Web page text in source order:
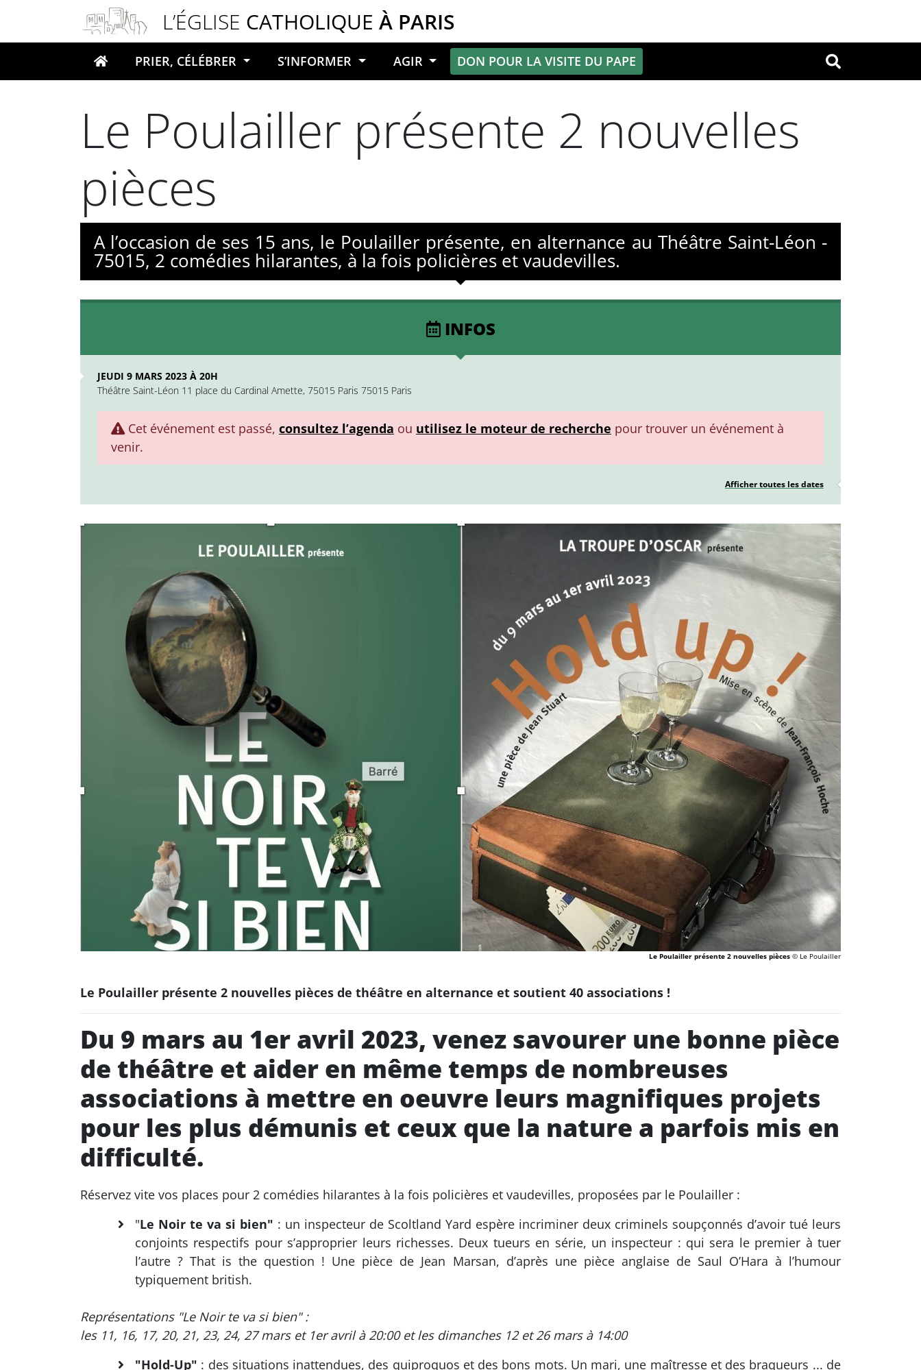
L’ÉGLISE CATHOLIQUE À PARIS
Votre recherche OK
PRIER, CÉLÉBRER S’INFORMER AGIR DON POUR LA VISITE DU PAPE
Le Poulailler présente 2 nouvelles
pièces
A l’occasion de ses 15 ans, le Poulailler présente, en alternance au Théâtre Saint-Léon -
75015, 2 comédies hilarantes, à la fois policières et vaudevilles.
INFOS
JEUDI 9 MARS 2023 À 20H
Théâtre Saint-Léon 11 place du Cardinal Amette, 75015 Paris 75015 Paris
Cet événement est passé, consultez l’agenda ou utilisez le moteur de recherche pour trouver un événement à
venir.
Afficher toutes les dates
Le Poulailler présente 2 nouvelles pièces © Le Poulailler
Le Poulailler présente 2 nouvelles pièces de théâtre en alternance et soutient 40 associations !
Du 9 mars au 1er avril 2023, venez savourer une bonne pièce
de théâtre et aider en même temps de nombreuses
associations à mettre en oeuvre leurs magnifiques projets
pour les plus démunis et ceux que la nature a parfois mis en
difficulté.
Réservez vite vos places pour 2 comédies hilarantes à la fois policières et vaudevilles, proposées par le Poulailler :
"Le Noir te va si bien" : un inspecteur de Scoltland Yard espère incriminer deux criminels soupçonnés d’avoir tué leurs
conjoints respectifs pour s’approprier leurs richesses. Deux tueurs en série, un inspecteur : qui sera le premier à tuer
l’autre ? That is the question ! Une pièce de Jean Marsan, d’après une pièce anglaise de Saul O’Hara à l’humour
typiquement british.
Représentations "Le Noir te va si bien" :
les 11, 16, 17, 20, 21, 23, 24, 27 mars et 1er avril à 20:00 et les dimanches 12 et 26 mars à 14:00
"Hold-Up" : des situations inattendues, des quiproquos et des bons mots. Un mari, une maîtresse et des braqueurs ... de
Panneau de gestion des cookies